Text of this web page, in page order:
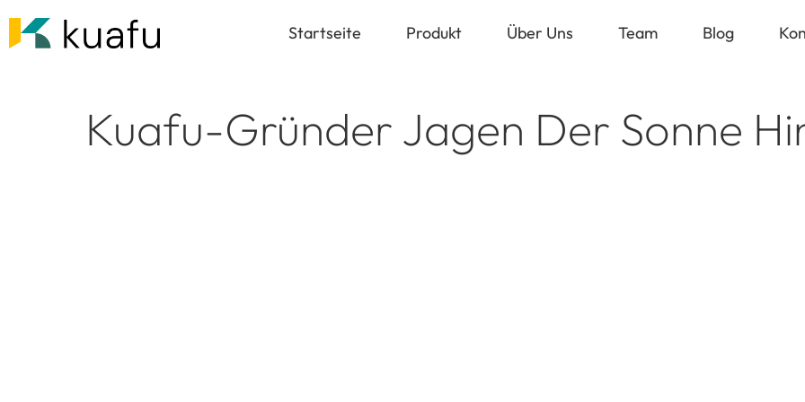
Startseite Produkt Über Uns Team Blog
Kuafu-Gründer Jagen Der Sonne